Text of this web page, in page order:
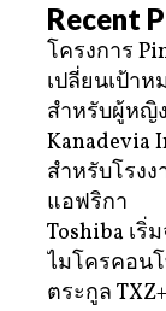
Recent
โครงการ
เปลี่ยนเป้า
สำหรับผู้หญิ
Kanadevia
สำหรับโรง
แอฟริกา
Toshiba เริ่
ไมโครคอน
ตระกูล